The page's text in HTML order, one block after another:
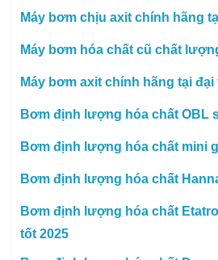
Máy bơm chịu axit chính hãng
Máy bơm hóa chất cũ chất
Máy bơm axit chính hãng tại đại
Bơm định lượng hóa chất OBL
Bơm định lượng hóa chất mini
Bơm định lượng hóa chất
Bơm định lượng hóa chất
tốt 2025